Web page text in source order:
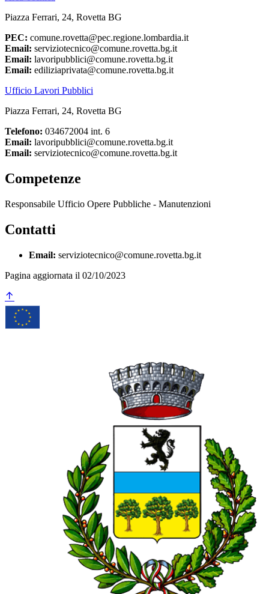
Piazza Ferrari, 24, Rovetta BG
PEC: comune.rovetta@pec.regione.lombardia.it
Email: serviziotecnico@comune.rovetta.bg.it
Email: lavoripubblici@comune.rovetta.bg.it
Email: ediliziaprivata@comune.rovetta.bg.it
Ufficio Lavori Pubblici
Piazza Ferrari, 24, Rovetta BG
Telefono: 034672004 int. 6
Email: lavoripubblici@comune.rovetta.bg.it
Email: serviziotecnico@comune.rovetta.bg.it
Competenze
Responsabile Ufficio Opere Pubbliche - Manutenzioni
Contatti
Email: serviziotecnico@comune.rovetta.bg.it
Pagina aggiornata il 02/10/2023